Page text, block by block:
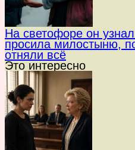
На светофоре он
просила милостыню,
отняли всё
Это интересно